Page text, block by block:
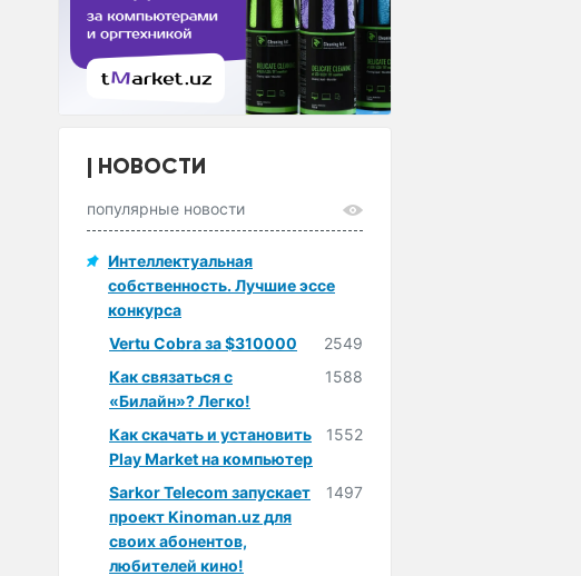
НОВОСТИ
популярные новости
Интеллектуальная
собственность. Лучшие эссе
конкурса
Vertu Cobra за $310000
2549
Как связаться с
«Билайн»? Легко!
1588
Как скачать и установить
Play Market на компьютер
1552
Sarkor Telecom запускает
проект Kinoman.uz для
своих абонентов,
любителей кино!
1497